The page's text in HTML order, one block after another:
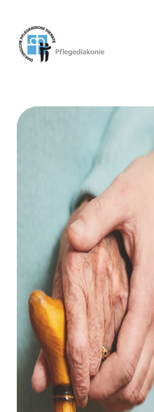
Pflegediakonie Alten Eichen